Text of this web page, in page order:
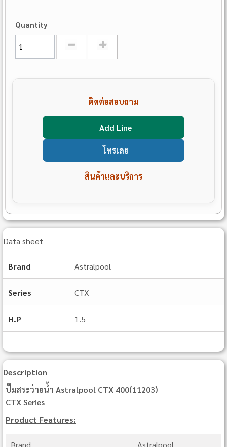
Quantity
ติดต่อสอบถาม
Add Line
โทรเลย
สินค้าและบริการ
Data sheet
Brand Astralpool
Series CTX
H.P 1.5
Description
ปั๊มสระว่ายน้ำ Astralpool CTX 400(11203)
CTX Series
Product Features: